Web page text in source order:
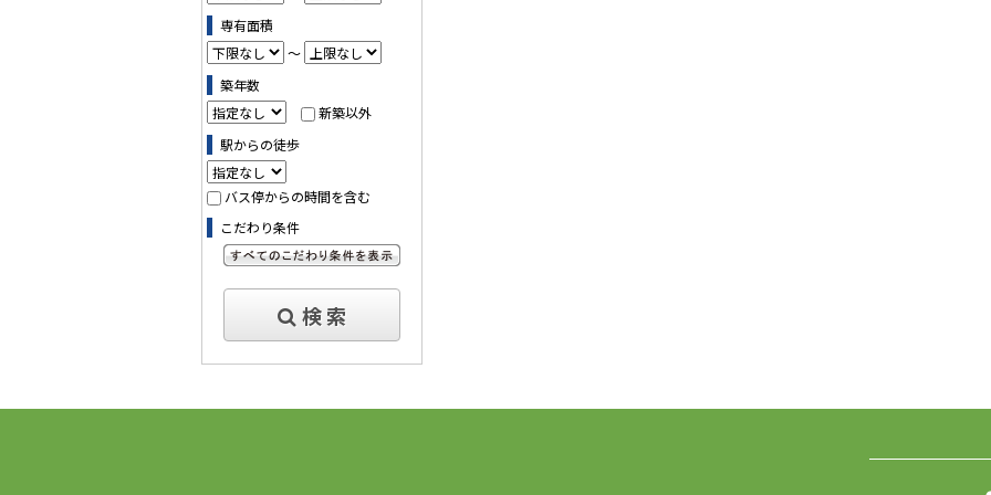
専有面積
～
築年数
新築以外
駅からの徒歩
バス停からの時間を含む
こだわり条件
検 索